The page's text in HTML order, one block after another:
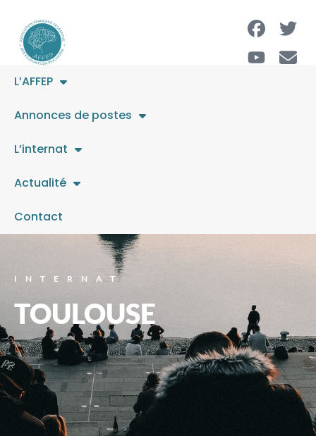
L’AFFEP
Annonces de postes
L’internat
Actualité
Contact
INTERNAT
TOULOUSE